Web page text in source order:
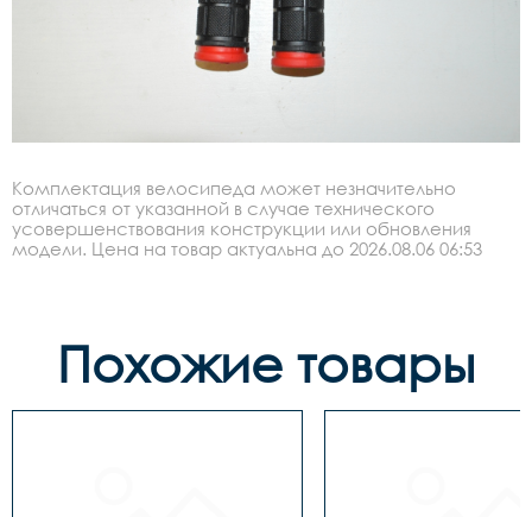
Комплектация велосипеда может незначительно
отличаться от указанной в случае технического
усовершенствования конструкции или обновления
модели. Цена на товар актуальна до 2026.08.06 06:53
Похожие товары